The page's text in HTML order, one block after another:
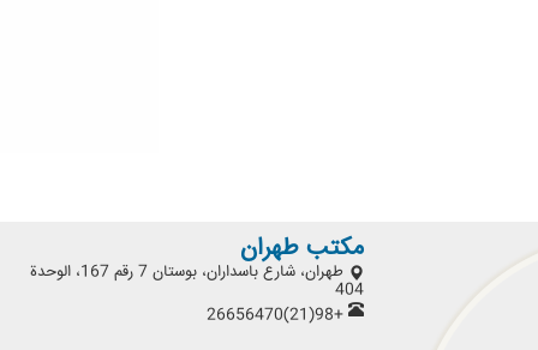
مكتب طهران
طهران، شارع باسداران، بوستان 7 رقم 167، الوحدة
404
+98(21)26656470